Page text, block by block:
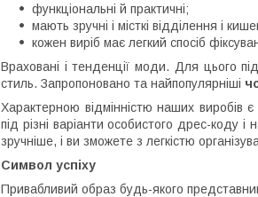
функціональні й практичні;
мають зручні і місткі відділення і
кожен виріб має легкий спосіб
Враховані і тенденції моди. Для цього
стиль. Запропоновано та найпопулярніші
Характерною відмінністю наших виробів
під різні варіанти особистого дрес-коду
зручніше, і ви зможете з легкістю
Символ успіху
Привабливий образ будь-якого